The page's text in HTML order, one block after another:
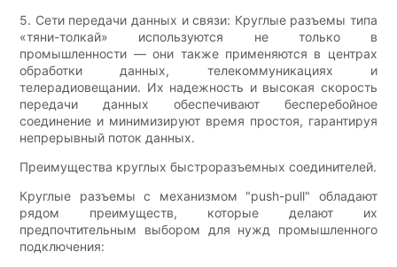
5. Сети передачи данных и связи: Круглые разъемы типа
«тяни-толкай» используются не только в
промышленности — они также применяются в центрах
обработки данных, телекоммуникациях и
телерадиовещании. Их надежность и высокая скорость
передачи данных обеспечивают бесперебойное
соединение и минимизируют время простоя, гарантируя
непрерывный поток данных.
Преимущества круглых быстроразъемных соединителей.
Круглые разъемы с механизмом "push-pull" обладают
рядом преимуществ, которые делают их
предпочтительным выбором для нужд промышленного
подключения: